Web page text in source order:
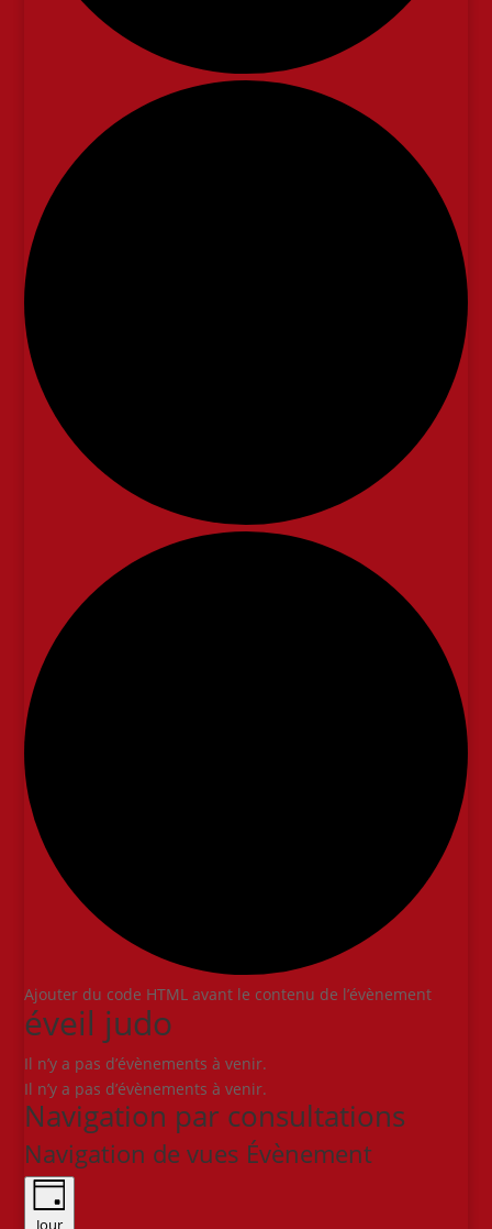
Ajouter du code HTML avant le contenu de l’évènement
éveil judo
Il n’y a pas d’évènements à venir.
Il n’y a pas d’évènements à venir.
Navigation par consultations
Navigation de vues Évènement
Jour